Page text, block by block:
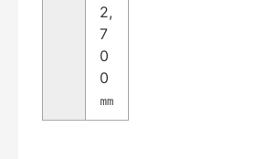
2,
7
0
0
㎜